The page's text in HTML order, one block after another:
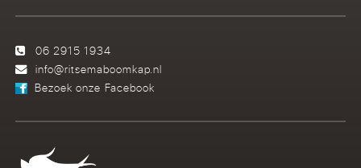
06 2915 1934
info@ritsemaboomkap.nl
Bezoek onze Facebook